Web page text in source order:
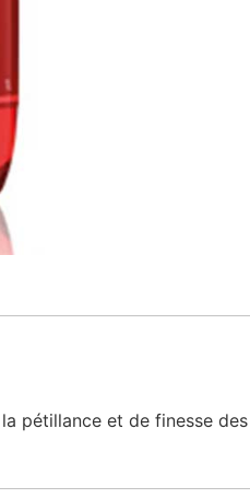
la pétillance et de finesse